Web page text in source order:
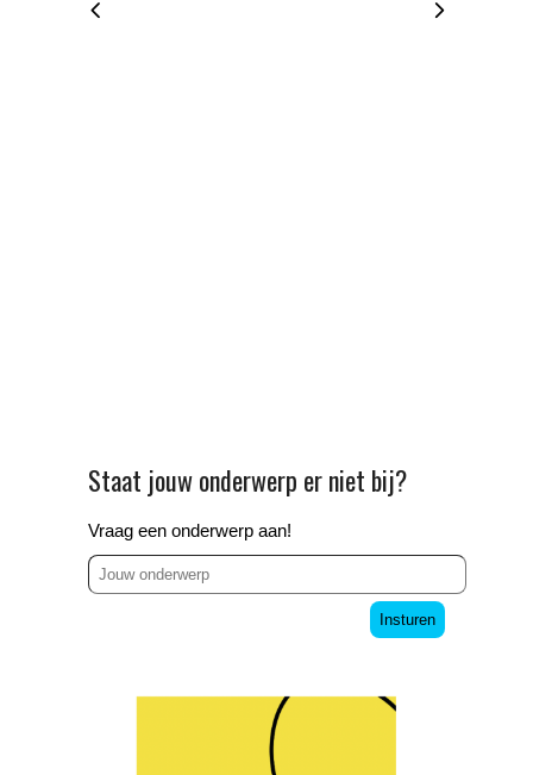
Staat jouw onderwerp er niet bij?
Vraag een onderwerp aan!
Insturen